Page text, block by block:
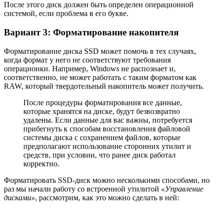
После этого диск должен быть определен операционной
системой, если проблема в его букве.
Вариант 3: Форматирование накопителя
Форматирование диска SSD может помочь в тех случаях,
когда формат у него не соответствуют требования
операционки. Например, Windows не распознает и,
соответственно, не может работать с таким форматом как
RAW, который твердотельный накопитель может получить.
После процедуры форматирования все данные,
которые хранятся на диске, будут безвозвратно
удалены. Если данные для вас важны, потребуется
прибегнуть к способам восстановления файловой
системы диска с сохранением файлов, которые
предполагают использование сторонних утилит и
средств, при условии, что ранее диск работал
корректно.
Форматировать SSD-диск можно несколькими способами, но
раз мы начали работу со встроенной утилитой «Управление
дисками», рассмотрим, как это можно сделать в ней: